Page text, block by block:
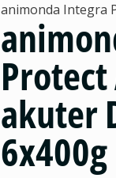
animonda Integra
akuter
6x400g